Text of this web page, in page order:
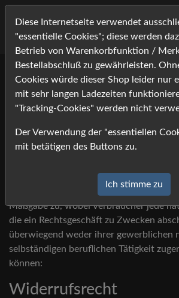
A.
Maßgabe zu, wobei Verbraucher jede
die ein Rechtsgeschäft zu Zwecken
überwiegend weder ihrer gewerblichen
selbständigen beruflichen Tätigkeit
können:
Widerrufsrecht
Diese Internetseite verwendet
"essentielle Cookies"; diese werden
Betrieb von Warenkorbfunktion /
Bestellabschluß zu gewährleisten.
Cookies würde dieser Shop leider nur
mit sehr langen Ladezeiten
"Tracking-Cookies" werden nicht
Der Verwendung der "essentiellen
mit betätigen des Buttons zu.
Ich stimme zu